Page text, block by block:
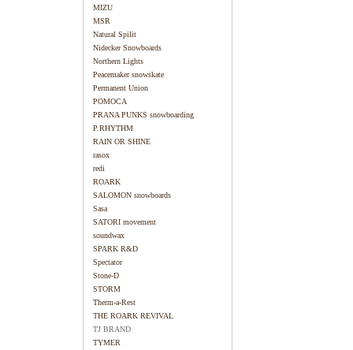
MIZU
MSR
Natural Spilit
Nidecker Snowboards
Northern Lights
Peacemaker snowskate
Permanent Union
POMOCA
PRANA PUNKS snowboarding
P.RHYTHM
RAIN OR SHINE
rasox
redi
ROARK
SALOMON snowboards
Sasa
SATORI movement
soundwax
SPARK R&D
Spectator
Stone-D
STORM
Therm-a-Rest
THE ROARK REVIVAL
TJ BRAND
TYMER